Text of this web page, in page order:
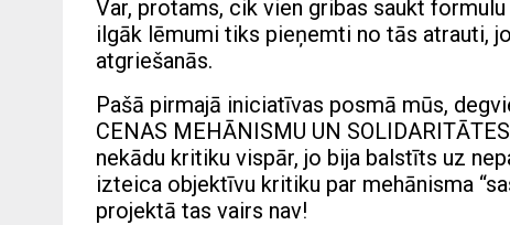
Var, protams, cik vien gribas saukt
ilgāk lēmumi tiks pieņemti no tās atrauti,
atgriešanās.
Pašā pirmajā iniciatīvas posmā mūs,
CENAS MEHĀNISMU UN
nekādu kritiku vispār, jo bija balstīts uz
izteica objektīvu kritiku par mehānisma
projektā tas vairs nav!